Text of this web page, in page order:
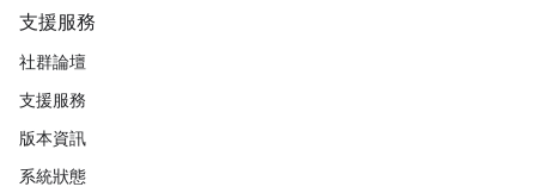
支援服務
社群論壇
支援服務
版本資訊
系統狀態